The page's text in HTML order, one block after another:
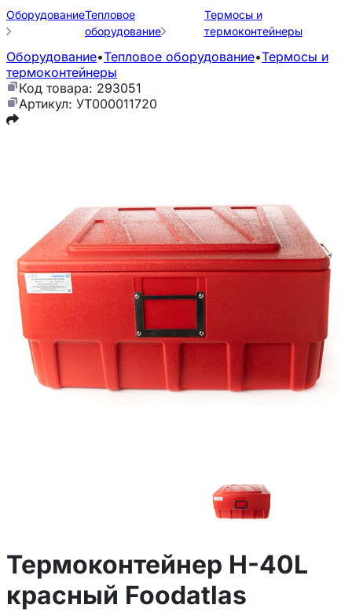
ОборудованиеТепловое
оборудование
Термосы и
термоконтейнеры
Оборудование•Тепловое оборудование•Термосы и
термоконтейнеры
Код товара: 293051
Артикул: УТ000011720
Термоконтейнер H-40L
красный Foodatlas